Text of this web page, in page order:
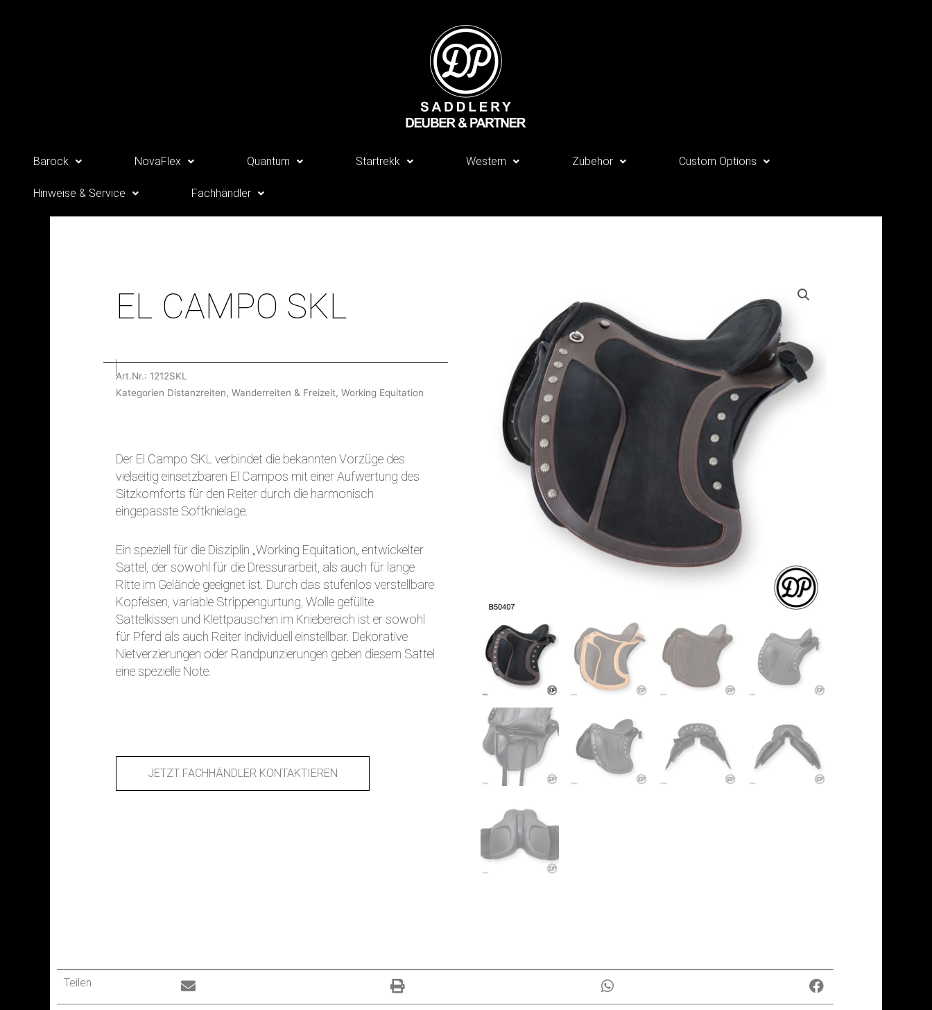
Barock NovaFlex Quantum Startrekk Western Zubehör Custom Options
Hinweise & Service Fachhändler
EL CAMPO SKL
Art.Nr.: 1212SKL
Kategorien Distanzreiten, Wanderreiten & Freizeit, Working Equitation
Der El Campo SKL verbindet die bekannten Vorzüge des
vielseitig einsetzbaren El Campos mit einer Aufwertung des
Sitzkomforts für den Reiter durch die harmonisch
eingepasste Softknielage.
Ein speziell für die Disziplin „Working Equitation„ entwickelter
Sattel, der sowohl für die Dressurarbeit, als auch für lange
Ritte im Gelände geeignet ist. Durch das stufenlos verstellbare
Kopfeisen, variable Strippengurtung, Wolle gefüllte
Sattelkissen und Klettpauschen im Kniebereich ist er sowohl
für Pferd als auch Reiter individuell einstellbar. Dekorative
Nietverzierungen oder Randpunzierungen geben diesem Sattel
eine spezielle Note.
JETZT FACHHÄNDLER KONTAKTIEREN
Teilen